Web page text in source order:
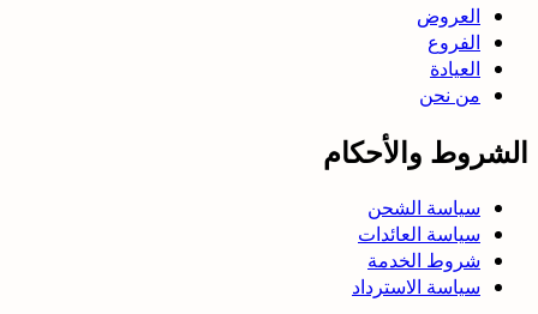
العروض
الفروع
العيادة
من نحن
الشروط والأحكام
سياسة الشحن
سياسة العائدات
شروط الخدمة
سياسة الاسترداد